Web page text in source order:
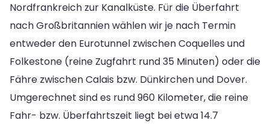
Nordfrankreich zur Kanalküste. Für die Überfahrt
nach Großbritannien wählen wir je nach Termin
entweder den Eurotunnel zwischen Coquelles und
Folkestone (reine Zugfahrt rund 35 Minuten) oder die
Fähre zwischen Calais bzw. Dünkirchen und Dover.
Umgerechnet sind es rund 960 Kilometer, die reine
Fahr- bzw. Überfahrtszeit liegt bei etwa 14.7